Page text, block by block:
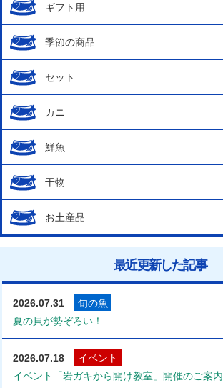
ギフト用
季節の商品
セット
カニ
鮮魚
干物
お土産品
最近更新した記事
2026.07.31
旬の魚
夏の貝が勢ぞろい！
2026.07.18
イベント
イベント「岩ガキから開け教室」開催のご案内